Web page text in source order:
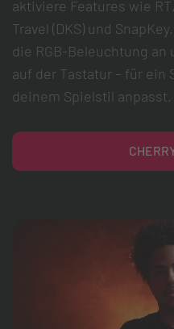
aktiviere Features wie
Travel (DKS) und
die RGB-Beleuchtung
auf der Tastatur – für ein
deinem Spielstil anpasst.